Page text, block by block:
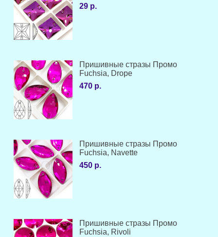
29 р.
Пришивные стразы Промо
Fuchsia, Drope
470 р.
Пришивные стразы Промо
Fuchsia, Navette
450 р.
Пришивные стразы Промо
Fuchsia, Rivoli